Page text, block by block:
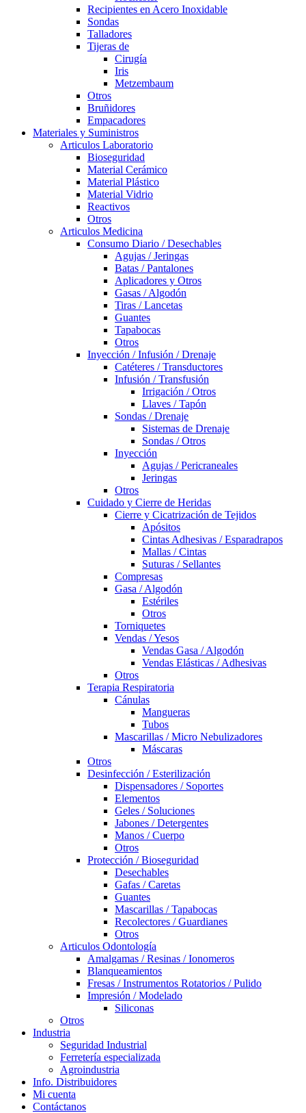
Recipientes en Acero Inoxidable
Sondas
Talladores
Tijeras de
Cirugía
Iris
Metzembaum
Otros
Bruñidores
Empacadores
Materiales y Suministros
Articulos Laboratorio
Bioseguridad
Material Cerámico
Material Plástico
Material Vidrio
Reactivos
Otros
Articulos Medicina
Consumo Diario / Desechables
Agujas / Jeringas
Batas / Pantalones
Aplicadores y Otros
Gasas / Algodón
Tiras / Lancetas
Guantes
Tapabocas
Otros
Inyección / Infusión / Drenaje
Catéteres / Transductores
Infusión / Transfusión
Irrigación / Otros
Llaves / Tapón
Sondas / Drenaje
Sistemas de Drenaje
Sondas / Otros
Inyección
Agujas / Pericraneales
Jeringas
Otros
Cuidado y Cierre de Heridas
Cierre y Cicatrización de Tejidos
Apósitos
Cintas Adhesivas / Esparadrapos
Mallas / Cintas
Suturas / Sellantes
Compresas
Gasa / Algodón
Estériles
Otros
Torniquetes
Vendas / Yesos
Vendas Gasa / Algodón
Vendas Elásticas / Adhesivas
Otros
Terapia Respiratoria
Cánulas
Mangueras
Tubos
Mascarillas / Micro Nebulizadores
Máscaras
Otros
Desinfección / Esterilización
Dispensadores / Soportes
Elementos
Geles / Soluciones
Jabones / Detergentes
Manos / Cuerpo
Otros
Protección / Bioseguridad
Desechables
Gafas / Caretas
Guantes
Mascarillas / Tapabocas
Recolectores / Guardianes
Otros
Articulos Odontología
Amalgamas / Resinas / Ionomeros
Blanqueamientos
Fresas / Instrumentos Rotatorios / Pulido
Impresión / Modelado
Siliconas
Otros
Industria
Seguridad Industrial
Ferretería especializada
Agroindustria
Info. Distribuidores
Mi cuenta
Contáctanos